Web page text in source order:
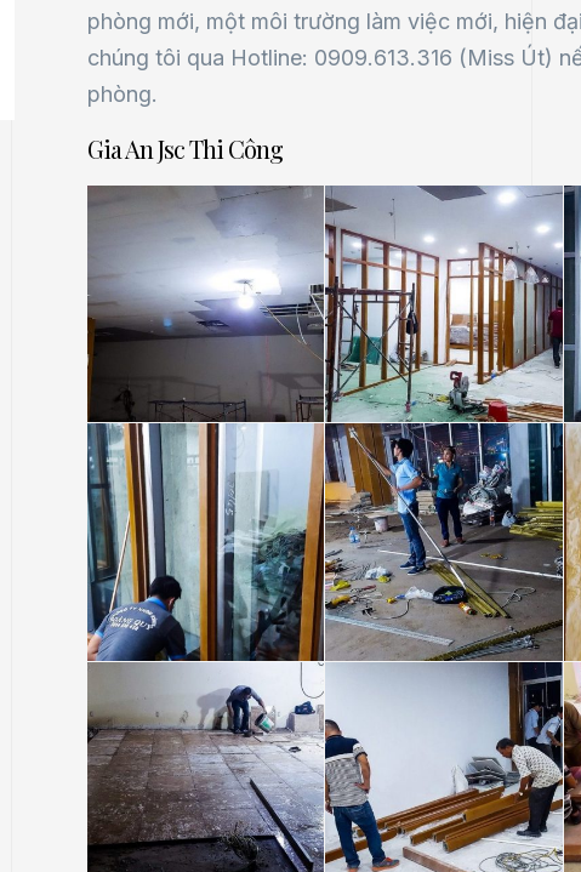
phòng mới, một môi trường làm việc mới, hiện
chúng tôi qua Hotline: 0909.613.316 (Miss Út)
phòng.
Gia An Jsc Thi Công